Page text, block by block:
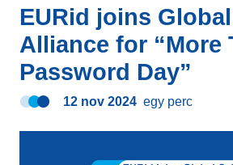
EURid joins
Alliance for “More
Password Day”
12 nov 2024 egy perc